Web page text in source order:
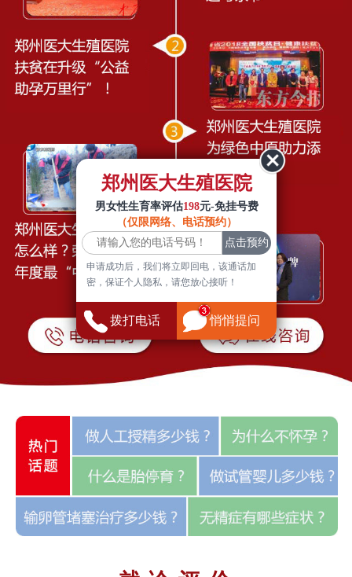
郑州医大生殖医院
男女性生育率评估198元-免挂号费
（仅限网络、电话预约）
申请成功后，我们将立即回电，该通话加
密，保证个人隐私，请您放心接听！
拨打电话 悄悄提问